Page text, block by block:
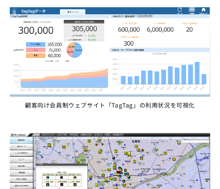
顧客向け会員制ウェブサイト「TagTag」の利用状況を可視化